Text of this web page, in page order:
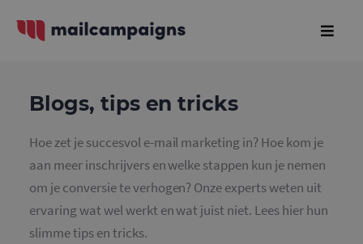
Blogs, tips en tricks
Hoe zet je succesvol e-mail marketing in? Hoe kom je
aan meer inschrijvers en welke stappen kun je nemen
om je conversie te verhogen? Onze experts weten uit
ervaring wat wel werkt en wat juist niet. Lees hier hun
slimme tips en tricks.